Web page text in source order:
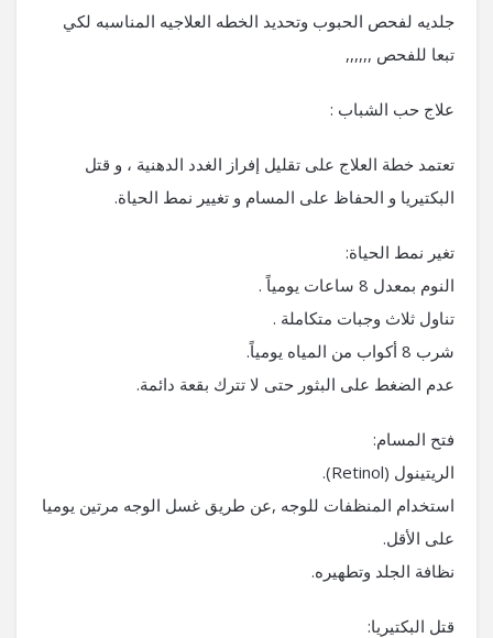
جلديه لفحص الحبوب وتحديد الخطه العلاجيه المناسبه لكي
تبعا للفحص ,,,,,,
علاج حب الشباب :
تعتمد خطة العلاج على تقليل إفراز الغدد الدهنية ، و قتل
البكتيريا و الحفاظ على المسام و تغيير نمط الحياة.
تغير نمط الحياة:
النوم بمعدل 8 ساعات يومياً .
تناول ثلاث وجبات متكاملة .
شرب 8 أكواب من المياه يومياً.
عدم الضغط على البثور حتى لا تترك بقعة دائمة.
فتح المسام:
الريتينول (Retinol).
استخدام المنظفات للوجه ,عن طريق غسل الوجه مرتين يوميا
على الأقل.
نظافة الجلد وتطهيره.
قتل البكتيريا: